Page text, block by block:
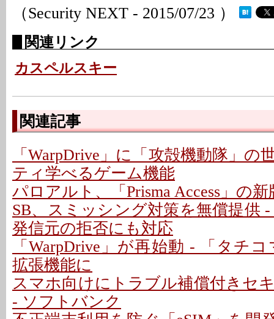
（Security NEXT - 2015/07/23 ）
関連リンク
カスペルスキー
関連記事
「WarpDrive」に「攻殻機動隊」の
ティ学べるゲーム機能
パロアルト、「Prisma Access」の
SB、スミッシング対策を無償提供
発信元の拒否にも対応
「WarpDrive」が再始動 - 「タチコ
拡張機能に
スマホ向けにトラブル補償付きセ
- ソフトバンク